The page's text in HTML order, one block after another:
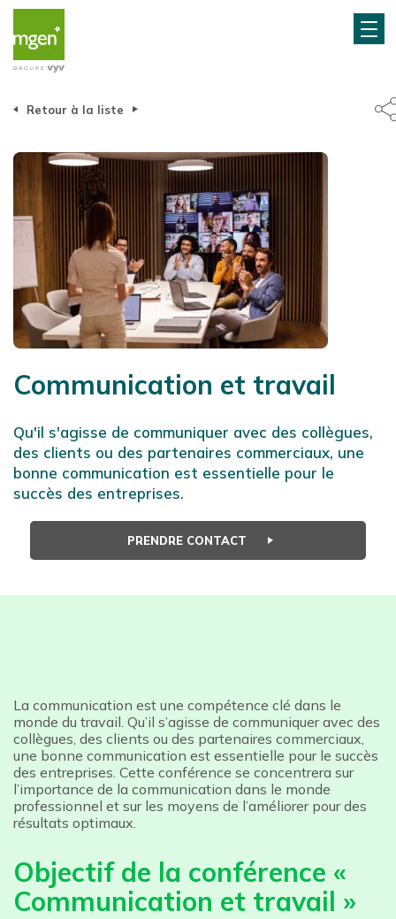
Retour à la liste
Communication et travail
Qu'il s'agisse de communiquer avec des collègues,
des clients ou des partenaires commerciaux, une
bonne communication est essentielle pour le
succès des entreprises.
PRENDRE CONTACT
La communication est une compétence clé dans le
monde du travail. Qu’il s’agisse de communiquer avec des
collègues, des clients ou des partenaires commerciaux,
une bonne communication est essentielle pour le succès
des entreprises. Cette conférence se concentrera sur
l’importance de la communication dans le monde
professionnel et sur les moyens de l’améliorer pour des
résultats optimaux.
Objectif de la conférence «
Communication et travail »